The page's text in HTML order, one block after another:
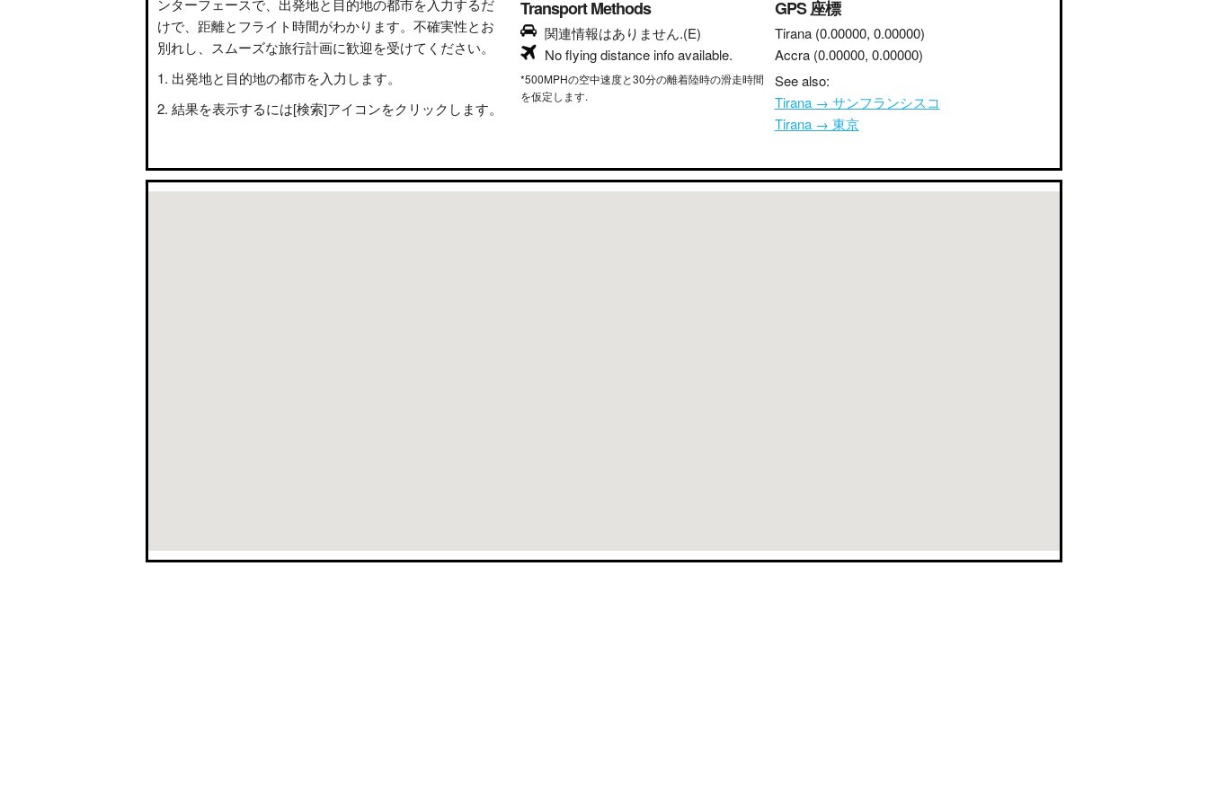
ンターフェースで、出発地と目的地の都市を入力するだ
けで、距離とフライト時間がわかります。不確実性とお
別れし、スムーズな旅行計画に歓迎を受けてください。
出発地と目的地の都市を入力します。
結果を表示するには[検索]アイコンをクリックします。
Transport Methods
関連情報はありません.(E)
No flying distance info available.
*500MPHの空中速度と30分の離着陸時の滑走時間
を仮定します.
GPS 座標
Tirana (0.00000, 0.00000)
Accra (0.00000, 0.00000)
See also:
Tirana → サンフランシスコ
Tirana → 東京